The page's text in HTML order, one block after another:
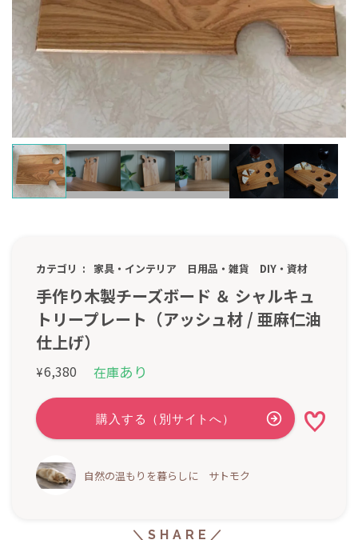
カテゴリ 家具・インテリア 日用品・雑貨 DIY・資材
手作り木製チーズボード ＆ シャルキュ
トリープレート（アッシュ材 / 亜麻仁油
仕上げ）
¥6,380 在庫あり
自然の温もりを暮らしに サトモク